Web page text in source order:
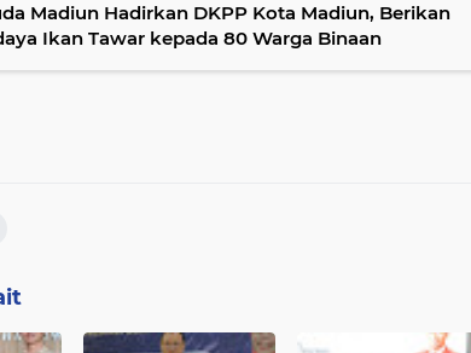
Madiun Hadirkan DKPP Kota Madiun, Berikan
Ikan Tawar kepada 80 Warga Binaan